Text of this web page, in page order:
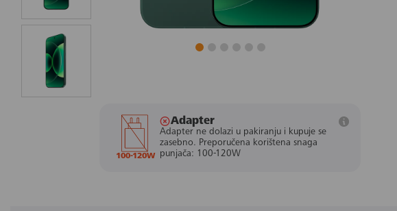
100-120W
Adapter
Adapter ne dolazi u pakiranju i kupuje se
zasebno. Preporučena korištena snaga
punjača: 100-120W